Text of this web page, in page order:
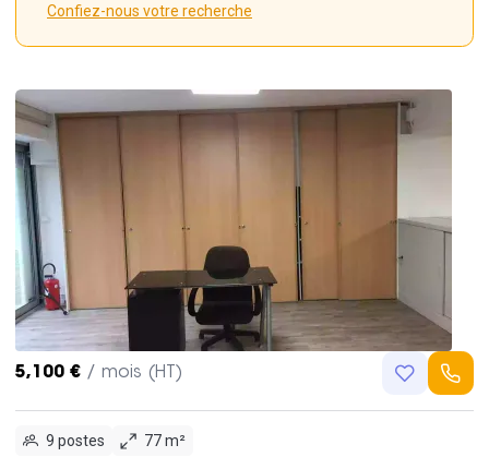
Confiez-nous votre recherche
5,100 € / mois (HT)
9 postes
77 m²